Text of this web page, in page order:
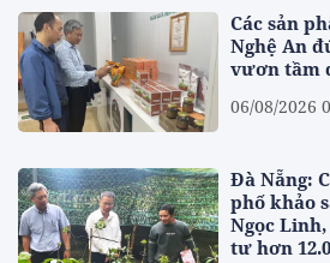
Các sản
Nghệ An
vươn tầm
06/08/2026
Đà Nẵng:
phố khảo
Ngọc
tư hơn